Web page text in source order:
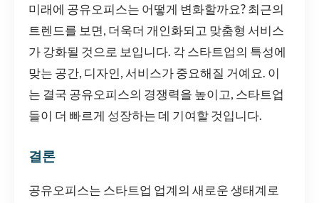
미래에 공유오피스는 어떻게 변화할까요? 최근의
트렌드를 보면, 더욱더 개인화되고 맞춤형 서비스
가 강화될 것으로 보입니다. 각 스타트업의 특성에
맞는 공간, 디자인, 서비스가 중요해질 거예요. 이
는 결국 공유오피스의 경쟁력을 높이고, 스타트업
들이 더 빠르게 성장하는 데 기여할 것입니다.
결론
공유오피스는 스타트업 업계의 새로운 생태계로